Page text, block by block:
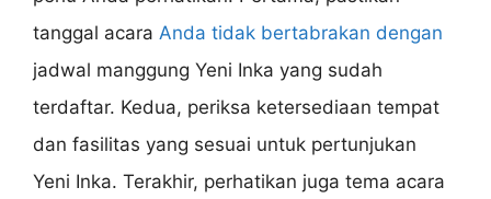
tanggal acara Anda tidak bertabrakan dengan
jadwal manggung Yeni Inka yang sudah
terdaftar. Kedua, periksa ketersediaan tempat
dan fasilitas yang sesuai untuk pertunjukan
Yeni Inka. Terakhir, perhatikan juga tema acara